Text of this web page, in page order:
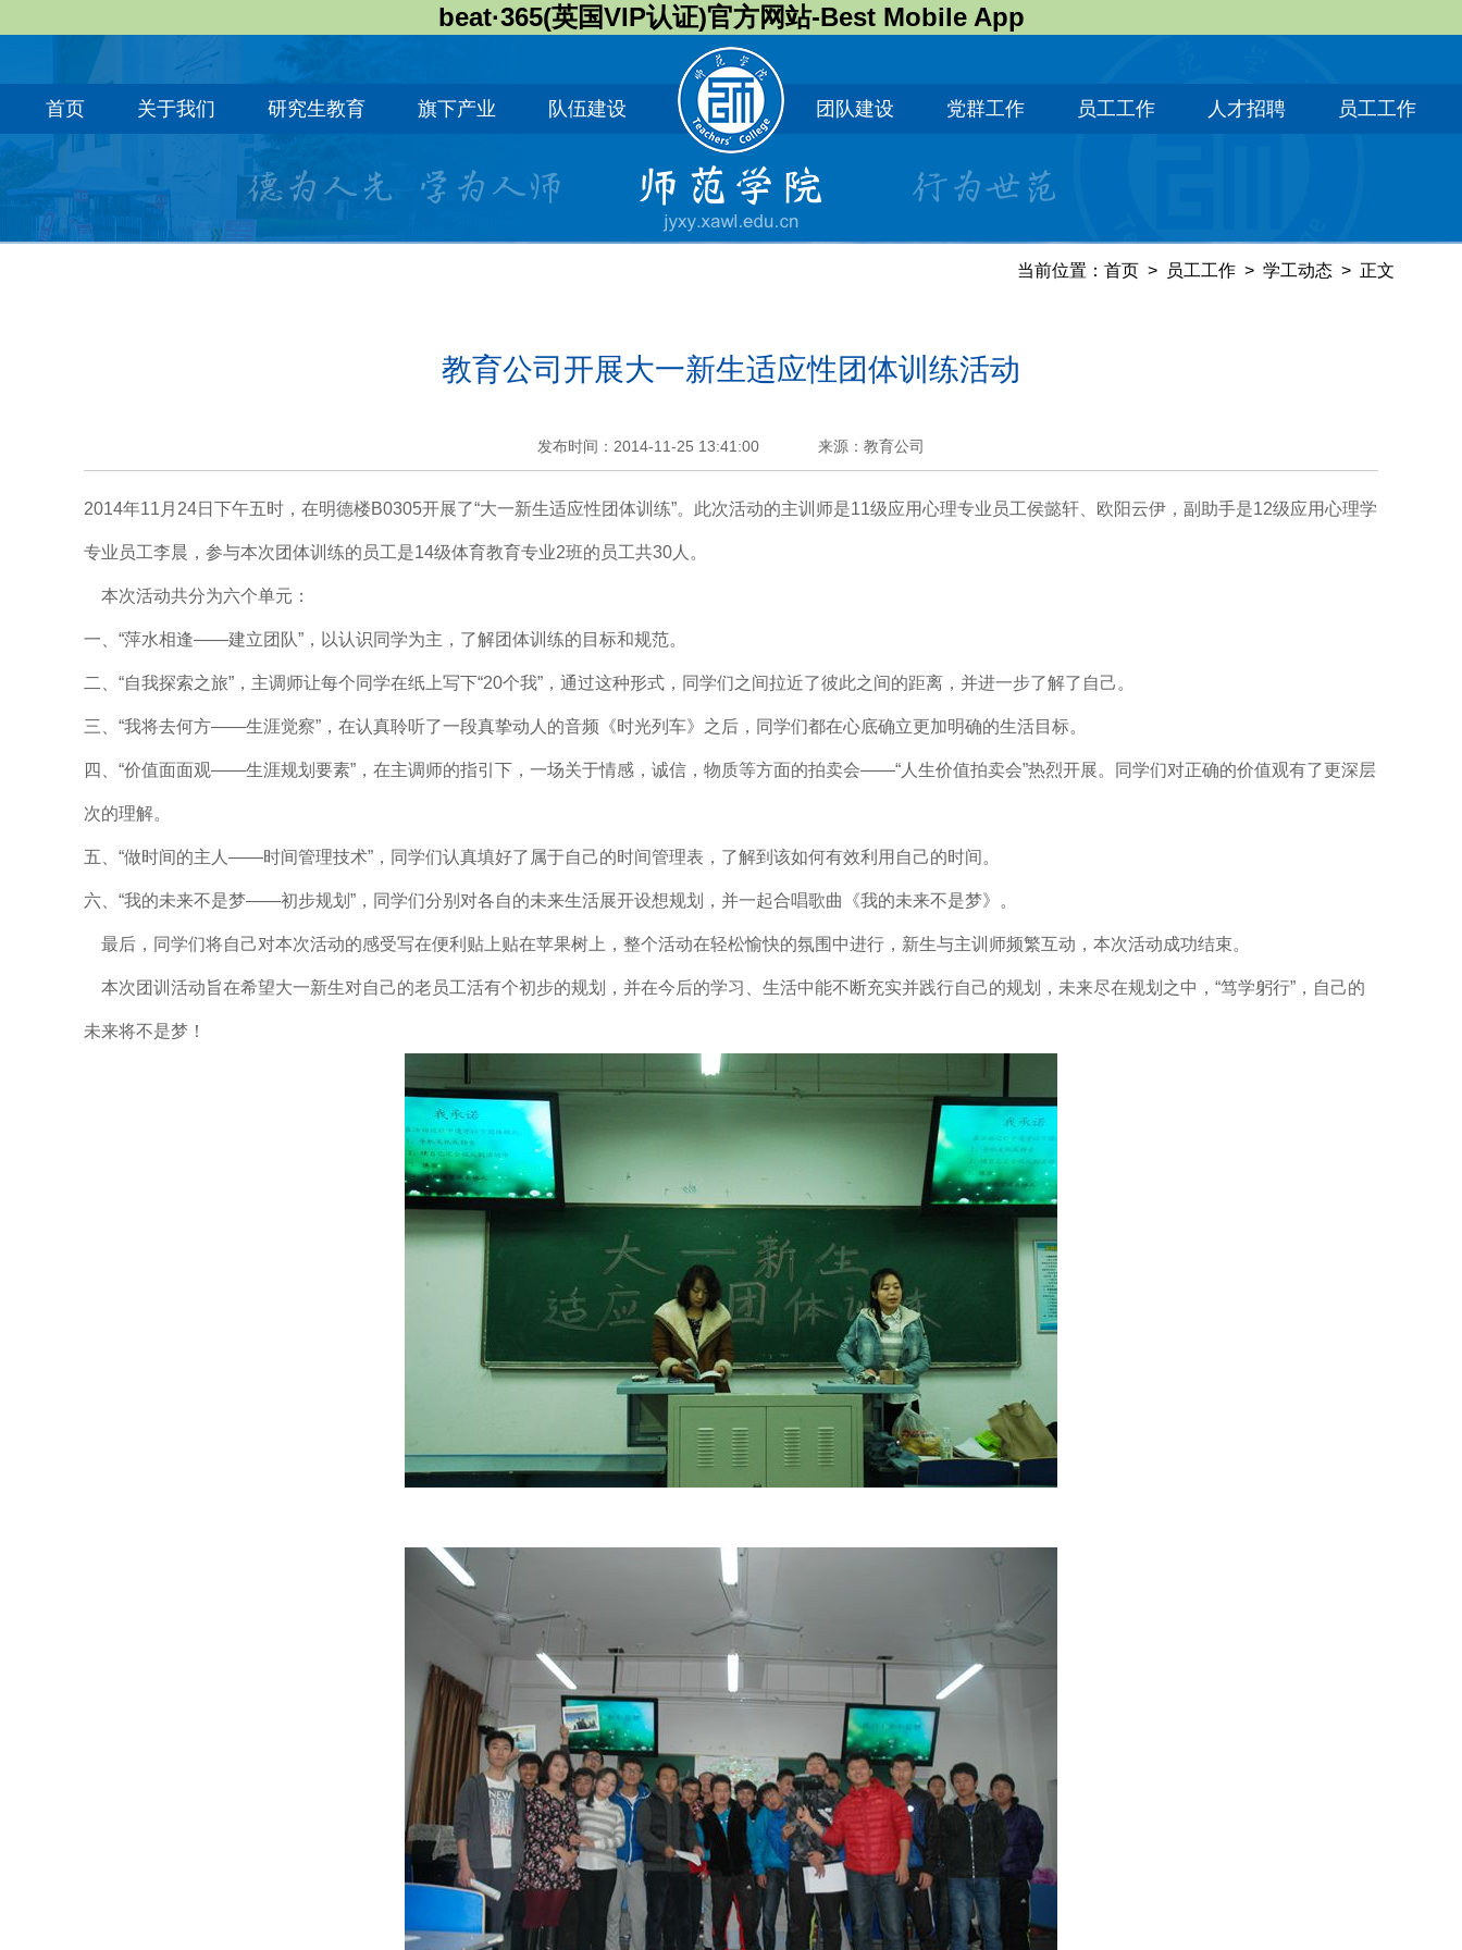
beat·365(英国VIP认证)官方网站-Best Mobile App
首页 关于我们 研究生教育 旗下产业 队伍建设 团队建设 党群工作 员工工作 人才招聘 员工工作
当前位置： 首页 > 员工工作 > 学工动态 > 正文
教育公司开展大一新生适应性团体训练活动
发布时间：2014-11-25 13:41:00 来源：教育公司
2014年11月24日下午五时，在明德楼B0305开展了“大一新生适应性团体训练”。此次活动的主训师是11级应用心理专业员工侯懿轩、欧阳云伊，副助手是12级应用心理学
专业员工李晨，参与本次团体训练的员工是14级体育教育专业2班的员工共30人。
本次活动共分为六个单元：
一、“萍水相逢——建立团队”，以认识同学为主，了解团体训练的目标和规范。
二、“自我探索之旅”，主调师让每个同学在纸上写下“20个我”，通过这种形式，同学们之间拉近了彼此之间的距离，并进一步了解了自己。
三、“我将去何方——生涯觉察”，在认真聆听了一段真挚动人的音频《时光列车》之后，同学们都在心底确立更加明确的生活目标。
四、“价值面面观——生涯规划要素”，在主调师的指引下，一场关于情感，诚信，物质等方面的拍卖会——“人生价值拍卖会”热烈开展。同学们对正确的价值观有了更深层
次的理解。
五、“做时间的主人——时间管理技术”，同学们认真填好了属于自己的时间管理表，了解到该如何有效利用自己的时间。
六、“我的未来不是梦——初步规划”，同学们分别对各自的未来生活展开设想规划，并一起合唱歌曲《我的未来不是梦》。
最后，同学们将自己对本次活动的感受写在便利贴上贴在苹果树上，整个活动在轻松愉快的氛围中进行，新生与主训师频繁互动，本次活动成功结束。
本次团训活动旨在希望大一新生对自己的老员工活有个初步的规划，并在今后的学习、生活中能不断充实并践行自己的规划，未来尽在规划之中，“笃学躬行”，自己的
未来将不是梦！